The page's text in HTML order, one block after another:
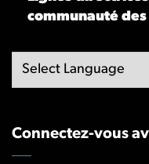
communauté
Connectez-vous